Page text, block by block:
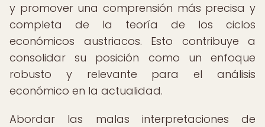
y promover una comprensión más precisa y
completa de la teoría de los ciclos
económicos austriacos. Esto contribuye a
consolidar su posición como un enfoque
robusto y relevante para el análisis
económico en la actualidad.
Abordar las malas interpretaciones de